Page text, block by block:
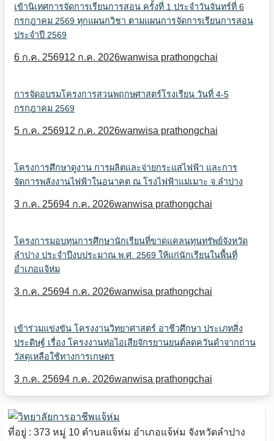
เข้านิเทศการจัดการเรียนการสอน ครั้งที่ 1 ประจำวันจันทร์ที่ 6
กรกฎาคม 2569 ทุกแผนกวิชา ตามแผนการจัดการเรียนการสอน
ประจำปี 2569
6 ก.ค. 256912 ก.ค. 2026wanwisa prathongchai
การจัดอบรมโครงการสวนพฤกษศาสตร์โรงเรียน วันที่ 4-5
กรกฎาคม 2569
5 ก.ค. 256912 ก.ค. 2026wanwisa prathongchai
โครงการศึกษาดูงาน การผลิตและจ่ายกระแสไฟฟ้า และการ
จัดการพลังงานไฟฟ้าในอนาคต ณ โรงไฟฟ้าแม่เมาะ จ.ลำปาง
3 ก.ค. 25694 ก.ค. 2026wanwisa prathongchai
โครงการมอบทุนการศึกษานักเรียนที่ขาดแคลนทุนทรัพย์จังหวัด
ลำปาง ประจำปีงบประมาณ พ.ศ. 2569 ให้แก่นักเรียนในพื้นที่
อำเภอแจ้ห่ม
3 ก.ค. 25694 ก.ค. 2026wanwisa prathongchai
เข้าร่วมแข่งขัน โครงงานวิทยาศาสตร์ อาชีวศึกษา ประเภทสิ่ง
ประดิษฐ์ เรื่อง โครงงานท่อไอเสียจักรยานยนต์ลดควันดำจากถ่าน
วัสดุเหลือใช้ทางการเกษตร
3 ก.ค. 25694 ก.ค. 2026wanwisa prathongchai
ที่อยู่ : 373 หมู่ 10 ตำบลแจ้ห่ม อำเภอแจ้ห่ม จังหวัดลำปาง